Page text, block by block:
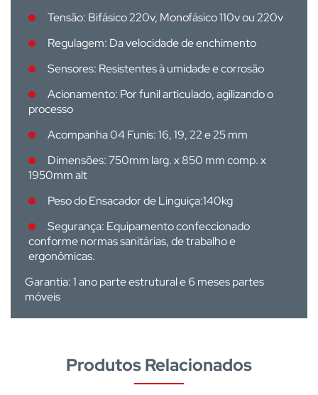
Tensão: Bifásico 220v, Monofásico 110v ou 220v
Regulagem: Da velocidade de enchimento
Sensores: Resistentes à umidade e corrosão
Acionamento: Por funil articulado, agilizando o
processo
Acompanha 04 Funis: 16, 19, 22 e 25 mm
Dimensões: 750mm larg. x 850 mm comp. x
1950mm alt
Peso do Ensacador de Linguiça:140kg
Segurança: Equipamento confeccionado
conforme normas sanitárias, de trabalho e
ergonômicas.
Garantia:1 ano parte estrutural e 6 meses partes
móveis
Produtos Relacionados